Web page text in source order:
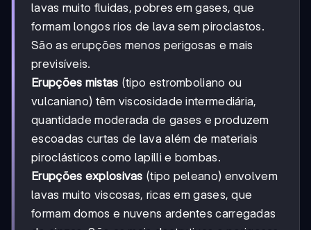
lavas muito fluidas, pobres em gases, que
formam longos rios de lava sem piroclastos.
São as erupções menos perigosas e mais
previsíveis.
Erupções mistas (tipo estromboliano ou
vulcaniano) têm viscosidade intermediária,
quantidade moderada de gases e produzem
escoadas curtas de lava além de materiais
piroclásticos como lapilli e bombas.
Erupções explosivas (tipo peleano) envolvem
lavas muito viscosas, ricas em gases, que
formam domos e nuvens ardentes carregadas